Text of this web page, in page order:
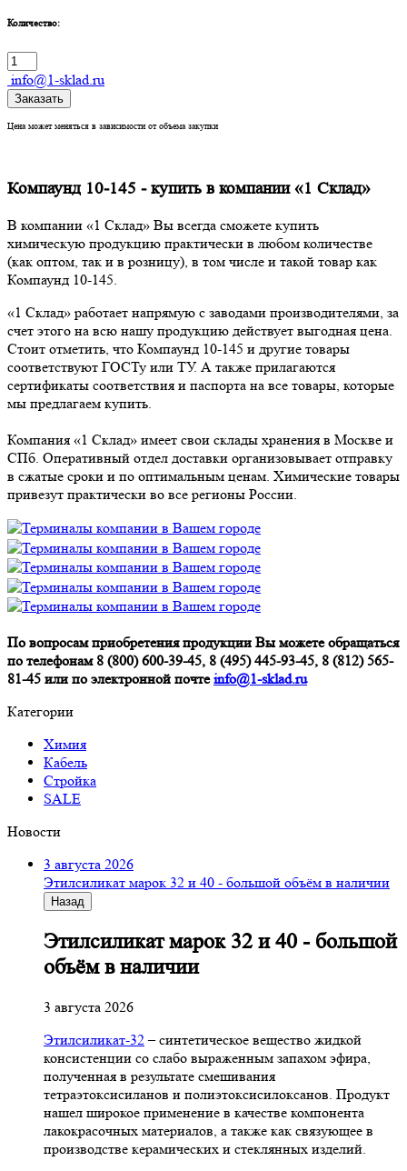
Количество:
info@1-sklad.ru
Заказать
Цена может меняться в зависимости от объема закупки
Компаунд 10-145 - купить в компании «1 Склад»
В компании «1 Склад» Вы всегда сможете купить
химическую продукцию практически в любом количестве
(как оптом, так и в розницу), в том числе и такой товар как
Компаунд 10-145.
«1 Склад» работает напрямую с заводами производителями, за
счет этого на всю нашу продукцию действует выгодная цена.
Стоит отметить, что Компаунд 10-145 и другие товары
соответствуют ГОСТу или ТУ. А также прилагаются
сертификаты соответствия и паспорта на все товары, которые
мы предлагаем купить.
Компания «1 Склад» имеет свои склады хранения в Москве и
СПб. Оперативный отдел доставки организовывает отправку
в сжатые сроки и по оптимальным ценам. Химические товары
привезут практически во все регионы России.
По вопросам приобретения продукции Вы можете обращаться
по телефонам 8 (800) 600-39-45, 8 (495) 445-93-45, 8 (812) 565-
81-45 или по электронной почтеinfo@1-sklad.ru
Категории
Химия
Кабель
Стройка
SALE
Новости
3 августа 2026
Этилсиликат марок 32 и 40 - большой объём в наличии
Назад
Этилсиликат марок 32 и 40 - большой
объём в наличии
3 августа 2026
Этилсиликат-32– синтетическое вещество жидкой
консистенции со слабо выраженным запахом эфира,
полученная в результате смешивания
тетpаэтоксисиланов и полиэтоксисилоксанов. Продукт
нашел широкое применение в качестве компонента
лакокрасочных материалов, а также как связующее в
производстве керамических и стеклянных изделий.